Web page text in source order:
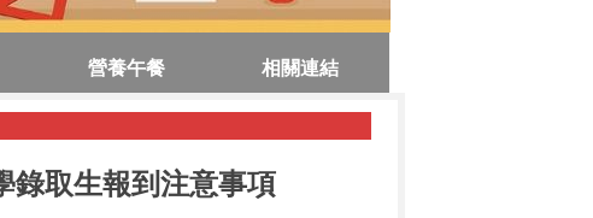
營養午餐 相關連結
錄取生報到注意事項